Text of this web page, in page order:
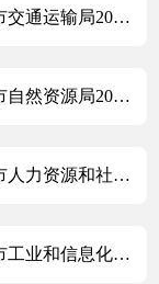
北票市交通运输局2025年度政府信息公开工作年度报告
北票市自然资源局2025年政府信息公开工作年度报告
北票市人力资源和社会保障局2025年政府信息公开工作年度报告
北票市工业和信息化局2025年度政府信息公开工作年度报告